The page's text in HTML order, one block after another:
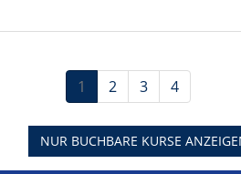
1 2 3 4
NUR BUCHBARE KURSE